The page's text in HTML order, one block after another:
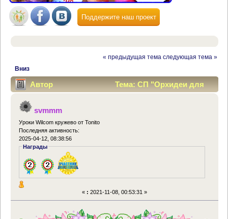
Поддержите наш проект
« предыдущая тема следующая тема »
Вниз
Автор
Тема: СП "Орхидеи для
вас" (Прочитано 35777 раз)
svmmm
Уроки Wilcom кружево от Tonito
Последняя активность:
2025-04-12, 08:38:56
Награды
« : 2021-11-08, 00:53:31 »